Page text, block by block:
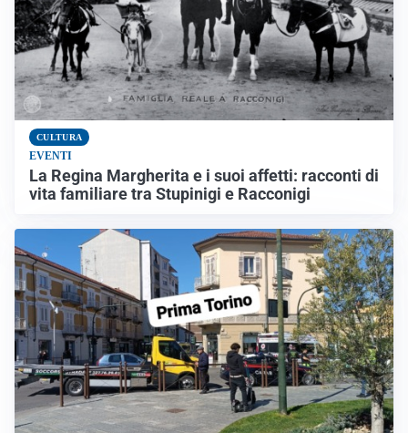
CULTURA
EVENTI
La Regina Margherita e i suoi affetti: racconti di
vita familiare tra Stupinigi e Racconigi